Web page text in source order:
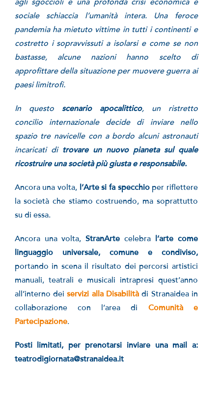
sociale schiaccia l’umanità intera. Una feroce
pandemia ha mietuto vittime in tutti i continenti e
costretto i sopravvissuti a isolarsi e come se non
bastasse, alcune nazioni hanno scelto di
approfittare della situazione per muovere guerra ai
paesi limitrofi.
In questoscenario apocalittico, un ristretto
concilio internazionale decide di inviare nello
spazio tre navicelle con a bordo alcuni astronauti
incaricati ditrovare un nuovo pianeta sul quale
ricostruire una società più giusta e responsabile.
Ancora una volta,l’Arte si fa specchioper riflettere
la società che stiamo costruendo, ma soprattutto
su di essa.
Ancora una volta,StranArte celebra l’arte come
linguaggio universale, comune e condiviso,
portando in scena il risultato dei percorsi artistici
manuali, teatrali e musicali intrapresi quest’anno
all’interno deiservizi alla Disabilitàdi Stranaidea in
collaborazione con l’area di Comunità e
Partecipazione.
Posti limitati, per prenotarsi inviare una mail a:
teatrodigiornata@stranaidea.it